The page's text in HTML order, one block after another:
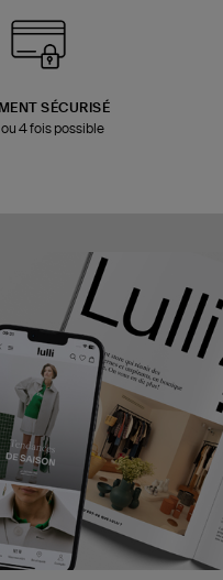
SÉCURISÉ
ou 4 fois possible